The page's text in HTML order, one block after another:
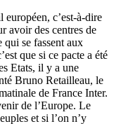
européen, c’est-à-dire
avoir des centres de
qui se fassent aux
que si ce pacte a été
Etats, il y a une
Bruno Retailleau, le
de France Inter.
de l’Europe. Le
et si l’on n’y